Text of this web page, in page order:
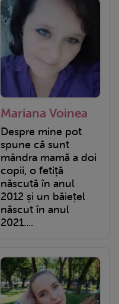
Mariana Voinea
Despre mine pot
spune că sunt
mândra mamă a doi
copii, o fetiță
născută în anul
2012 și un băiețel
născut în anul
2021....